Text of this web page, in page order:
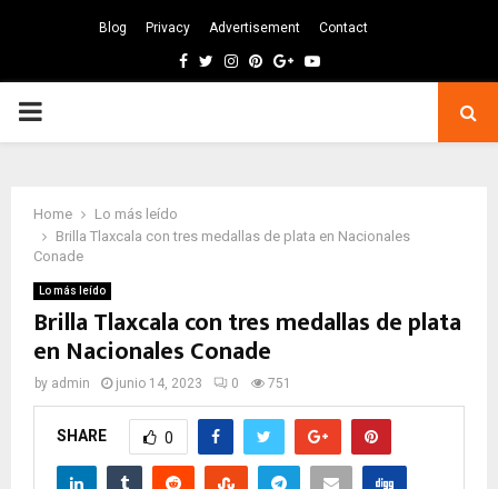
Blog Privacy Advertisement Contact
Facebook
TwitterInstagram
Pinterest
GoogleYoutube
PRIMARY
Home
Lo más leído
Brilla Tlaxcala con tres medallas de plata en Nacionales
Conade
Lo más leído
Brilla Tlaxcala con tres medallas de plata
en Nacionales Conade
by admin junio 14, 2023 0 751
SHARE 0